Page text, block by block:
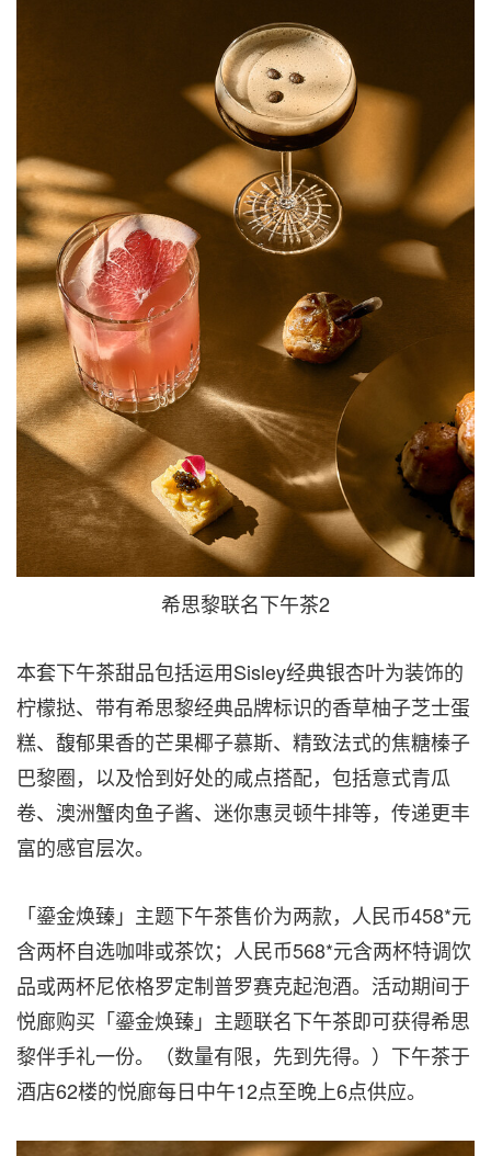
希思黎联名下午茶2
本套下午茶甜品包括运用Sisley经典银杏叶为装饰的
柠檬挞、带有希思黎经典品牌标识的香草柚子芝士蛋
糕、馥郁果香的芒果椰子慕斯、精致法式的焦糖榛子
巴黎圈，以及恰到好处的咸点搭配，包括意式青瓜
卷、澳洲蟹肉鱼子酱、迷你惠灵顿牛排等，传递更丰
富的感官层次。
「鎏金焕臻」主题下午茶售价为两款，人民币458*元
含两杯自选咖啡或茶饮；人民币568*元含两杯特调饮
品或两杯尼依格罗定制普罗赛克起泡酒。活动期间于
悦廊购买「鎏金焕臻」主题联名下午茶即可获得希思
黎伴手礼一份。（数量有限，先到先得。）下午茶于
酒店62楼的悦廊每日中午12点至晚上6点供应。